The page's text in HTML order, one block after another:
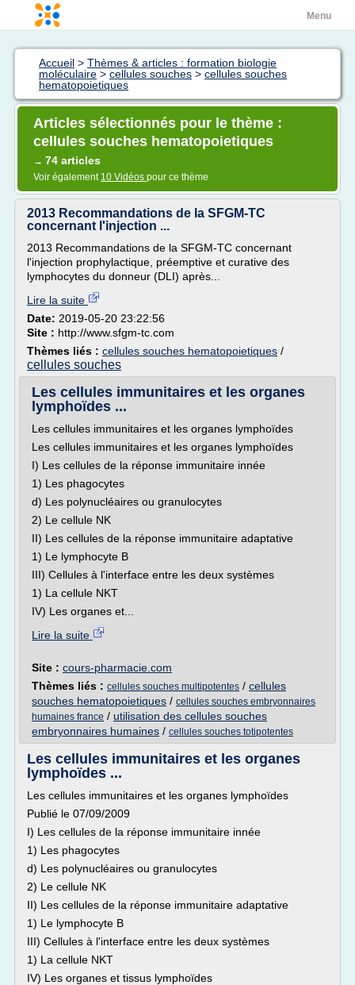
Menu
Accueil > Thèmes & articles : formation biologie
moléculaire > cellules souches > cellules souches
hematopoietiques
Articles sélectionnés pour le thème :
cellules souches hematopoietiques
→ 74 articles
Voir également 10 Vidéos pour ce thème
2013 Recommandations de la SFGM-TC
concernant l'injection ...
2013 Recommandations de la SFGM-TC concernant
l'injection prophylactique, préemptive et curative des
lymphocytes du donneur (DLI) après...
Lire la suite
Date: 2019-05-20 23:22:56
Site : http://www.sfgm-tc.com
Thèmes liés : cellules souches hematopoietiques /
cellules souches
Les cellules immunitaires et les organes
lymphoïdes ...
Les cellules immunitaires et les organes lymphoïdes
Les cellules immunitaires et les organes lymphoïdes
I) Les cellules de la réponse immunitaire innée
1) Les phagocytes
d) Les polynucléaires ou granulocytes
2) Le cellule NK
II) Les cellules de la réponse immunitaire adaptative
1) Le lymphocyte B
III) Cellules à l'interface entre les deux systèmes
1) La cellule NKT
IV) Les organes et...
Lire la suite
Site : cours-pharmacie.com
Thèmes liés : cellules souches multipotentes / cellules
souches hematopoietiques / cellules souches embryonnaires
humaines france / utilisation des cellules souches
embryonnaires humaines / cellules souches totipotentes
Les cellules immunitaires et les organes
lymphoïdes ...
Les cellules immunitaires et les organes lymphoïdes
Publié le 07/09/2009
I) Les cellules de la réponse immunitaire innée
1) Les phagocytes
d) Les polynucléaires ou granulocytes
2) Le cellule NK
II) Les cellules de la réponse immunitaire adaptative
1) Le lymphocyte B
III) Cellules à l'interface entre les deux systèmes
1) La cellule NKT
IV) Les organes et tissus lymphoïdes